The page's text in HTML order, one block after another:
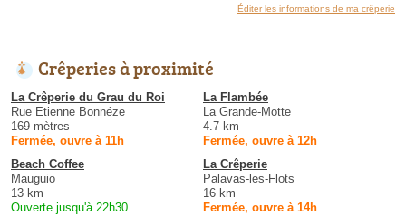
Éditer les informations de ma crêperie
Crêperies à proximité
La Crêperie du Grau du Roi
Rue Etienne Bonnéze
169 mètres
Fermée, ouvre à 11h
La Flambée
La Grande-Motte
4.7 km
Fermée, ouvre à 12h
Beach Coffee
Mauguio
13 km
Ouverte jusqu'à 22h30
La Crêperie
Palavas-les-Flots
16 km
Fermée, ouvre à 14h